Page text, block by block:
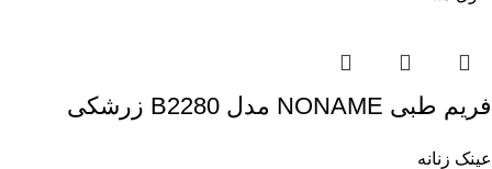
فریم طبی NONAME مدل B2280 زرشکی
عینک زنانه